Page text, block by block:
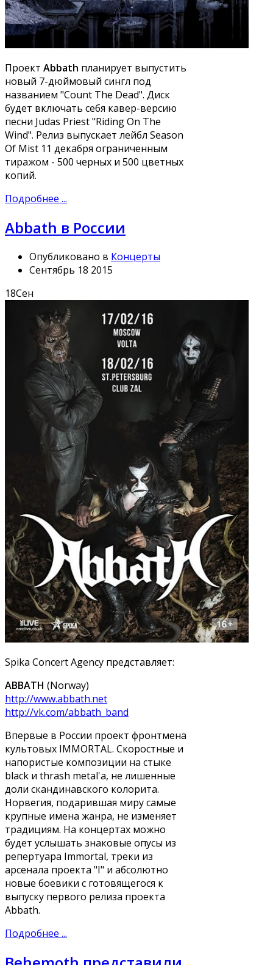
Проект Abbath планирует выпустить
новый 7-дюймовый сингл под
названием "Count The Dead". Диск
будет включать себя кавер-версию
песни Judas Priest "Riding On The
Wind". Релиз выпускает лейбл Season
Of Mist 11 декабря ограниченным
тиражом - 500 черных и 500 цветных
копий.
Подробнее ...
Abbath в России
Опубликовано в Концерты
Сентябрь 18 2015
18Сен
Spika Concert Agency представляет:
ABBATH (Norway)
http://www.abbath.net
http://vk.com/abbath_band
Впервые в России проект фронтмена
культовых IMMORTAL. Скоростные и
напористые композиции на стыке
black и thrash metal'a, не лишенные
доли скандинавского колорита.
Норвегия, подарившая миру самые
крупные имена жанра, не изменяет
традициям. На концертах можно
будет услышать знаковые опусы из
репертуара Immortal, треки из
арсенала проекта "I" и абсолютно
новые боевики с готовящегося к
выпуску первого релиза проекта
Abbath.
Подробнее ...